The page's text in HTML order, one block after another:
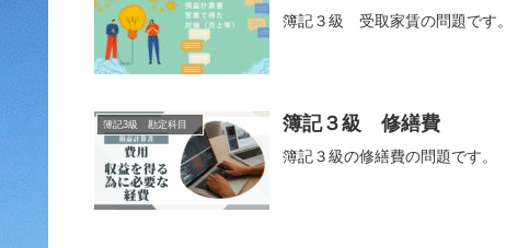
簿記３級 受取家賃の問題です。
簿記3級 勘定科目 簿記３級 修繕費
簿記３級の修繕費の問題です。